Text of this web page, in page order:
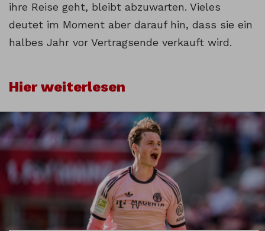
ihre Reise geht, bleibt abzuwarten. Vieles
deutet im Moment aber darauf hin, dass sie ein
halbes Jahr vor Vertragsende verkauft wird.
Hier weiterlesen